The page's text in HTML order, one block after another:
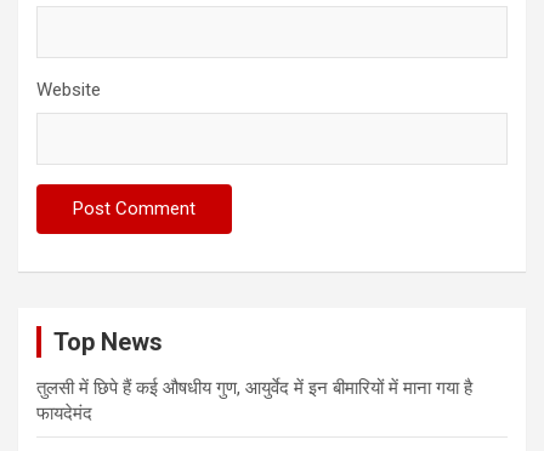
Website
Top News
तुलसी में छिपे हैं कई औषधीय गुण, आयुर्वेद में इन बीमारियों में माना गया है
फायदेमंद